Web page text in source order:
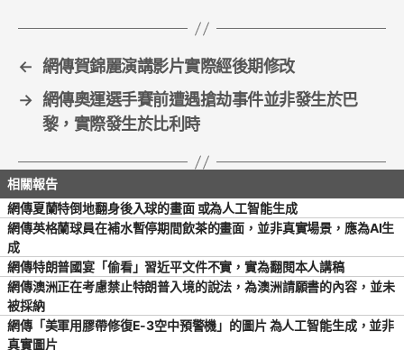
← 網傳賀錦麗演講影片實際經後期修改
→ 網傳奧運選手賽前遭遇搶劫事件並非發生於巴
黎，實際發生於比利時
網傳夏蘭特倒地翻身後入球的畫面 或為人工智能生成
網傳英格蘭球員在補水暫停期間飲茶的畫面，並非真實場景，應為AI生
成
網傳特朗普國宴「偷看」習近平文件不實，實為翻閱本人講稿
網傳澳洲正在考慮禁止特朗普入境的說法，為澳洲請願書的內容，並未
被採納
網傳「美軍用膠帶修復E-3空中預警機」的圖片 為人工智能生成，並非
真實圖片